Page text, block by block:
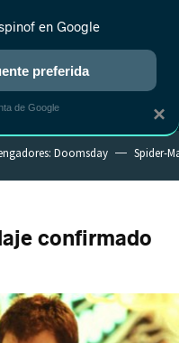
NUEVO
ANIME RANKINGS CINE
Doomsday Spider-
confirmado
×
en Google
preferida
de Google